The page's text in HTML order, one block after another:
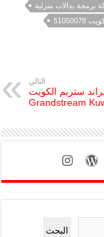
التالي
ستريم الكويت
البحث